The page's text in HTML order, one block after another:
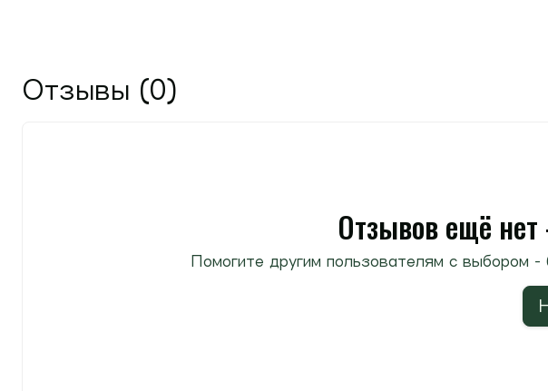
Отзывы (0)
Отзывов ещё
Помогите другим пользователям с выбором